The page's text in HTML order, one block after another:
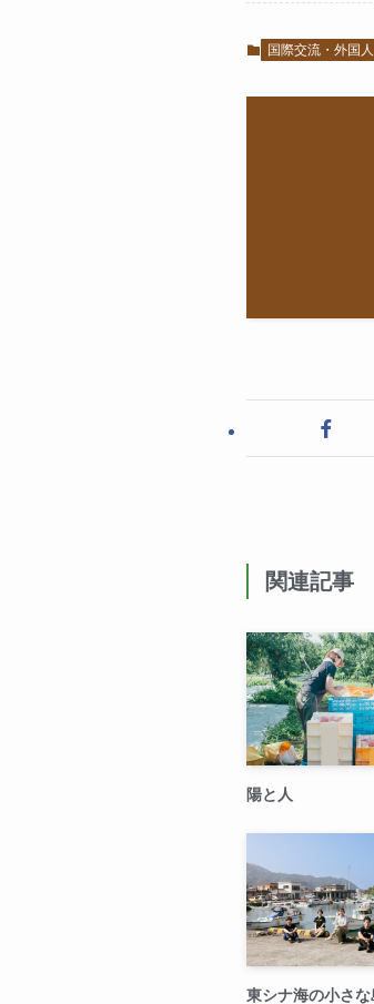
国際交流・外国人
関連記事
陽と人
東シナ海の小さ